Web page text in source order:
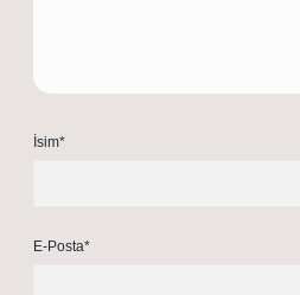
İsim*
E-Posta*